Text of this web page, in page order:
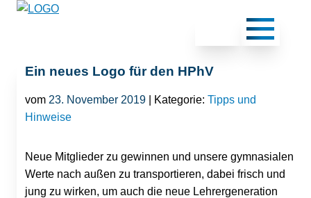
Ein neues Logo für den HPhV
vom 23. November 2019 | Kategorie: Tipps und
Hinweise
Neue Mitglieder zu gewinnen und unsere gymnasialen
Werte nach außen zu transportieren, dabei frisch und
jung zu wirken, um auch die neue Lehrergeneration